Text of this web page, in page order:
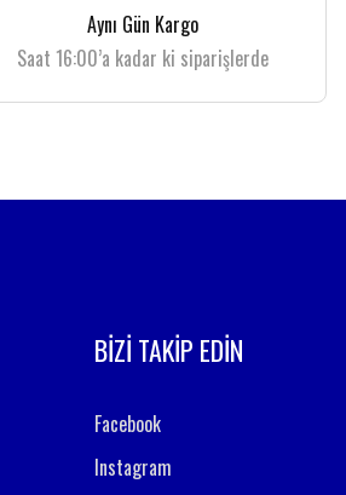
Aynı Gün Kargo
Saat 16:00’a kadar ki siparişlerde
BİZİ TAKİP EDİN
Facebook
Instagram